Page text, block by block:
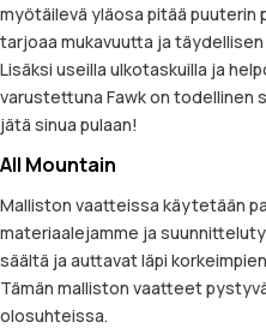
myötäilevä yläosa pitää puuterin
tarjoaa mukavuutta ja täydellisen
Lisäksi useilla ulkotaskuilla ja
varustettuna Fawk on todellinen
jätä sinua pulaan!
All Mountain
Malliston vaatteissa käytetään
materiaalejamme ja
säältä ja auttavat läpi
Tämän malliston vaatteet
olosuhteissa.